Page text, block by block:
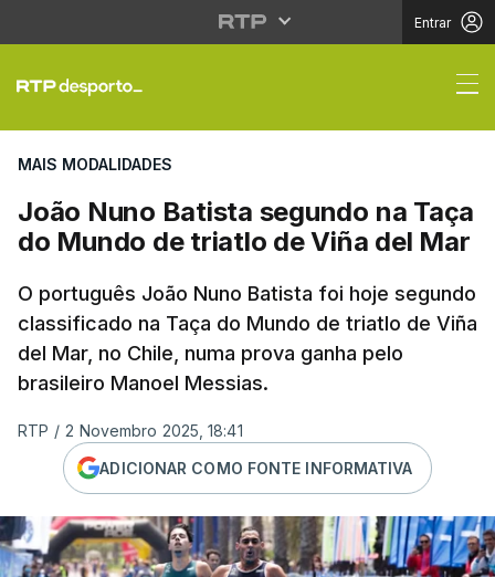
Entrar
João Nuno Batista
MAIS MODALIDADES
João Nuno Batista segundo na Taça
do Mundo de triatlo de Viña del Mar
O português João Nuno Batista foi hoje segundo
classificado na Taça do Mundo de triatlo de Viña
del Mar, no Chile, numa prova ganha pelo
brasileiro Manoel Messias.
RTP / 2 Novembro 2025, 18:41
ADICIONAR COMO FONTE INFORMATIVA